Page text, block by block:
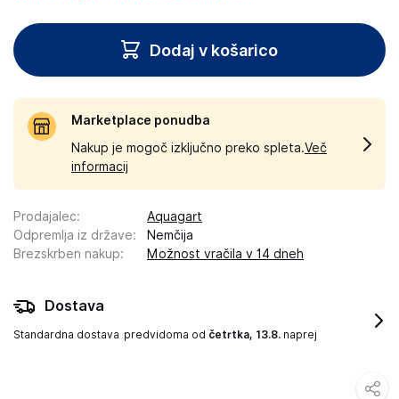
Dodaj v košarico
Marketplace ponudba
Nakup je mogoč izključno preko spleta.Več
informacij
Prodajalec:
Aquagart
Odpremlja iz države:
Nemčija
Brezskrben nakup: Možnost vračila v 14 dneh
Dostava
Standardna dostava predvidoma od četrtka, 13.8. naprej